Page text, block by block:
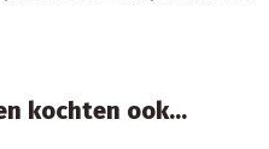
kochten ook...